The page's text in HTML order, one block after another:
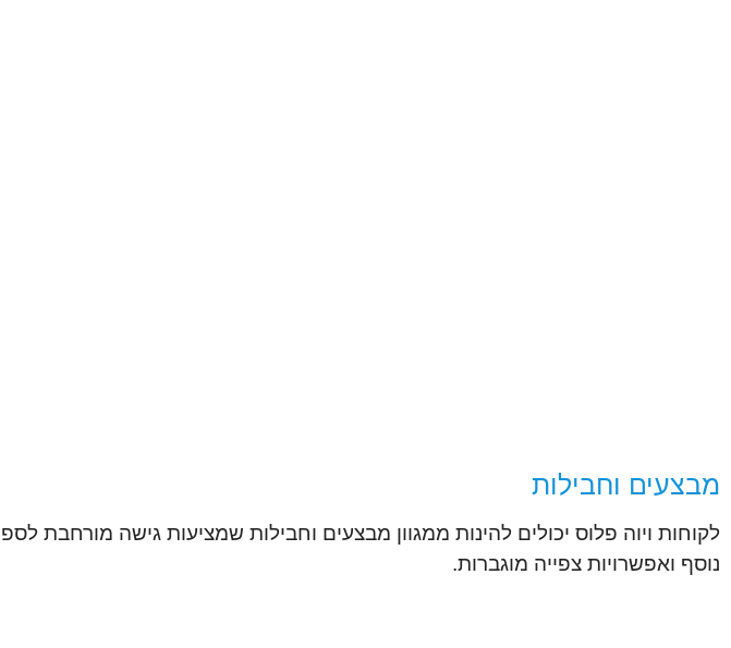
מבצעים וחבילות
לקוחות ויוה פלוס יכולים להינות ממגוון מבצעים וחבילות שמציעות גישה מורחבת
נוסף ואפשרויות צפייה מוגברות.